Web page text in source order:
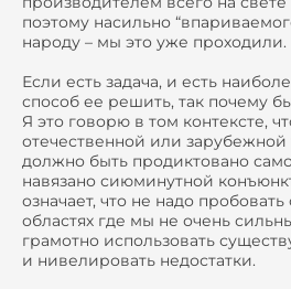
поэтому насильно
народу – мы это уже проходили.
Если есть задача, и есть
способ ее решить, так почему
Я это говорю в том контексте,
отечественной или
должно быть продиктовано
навязано сиюминутной
означает, что не надо пробовать
областях где мы не очень
грамотно использовать
и нивелировать недостатки.